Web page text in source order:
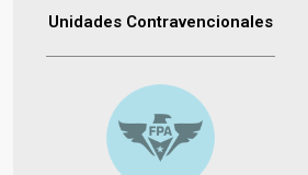
Unidades Contravencionales